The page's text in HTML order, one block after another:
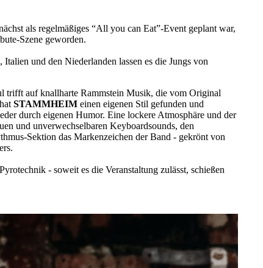
als regelmäßiges “All you can Eat”-Event geplant war,
Szene geworden.
und den Niederlanden lassen es die Jungs von
trifft auf knallharte Rammstein Musik, die vom Original
STAMMHEIM einen eigenen Stil gefunden und
durch eigenen Humor. Eine lockere Atmosphäre und der
und unverwechselbaren Keyboardsounds, den
Sektion das Markenzeichen der Band - gekrönt von
- soweit es die Veranstaltung zulässt, schießen